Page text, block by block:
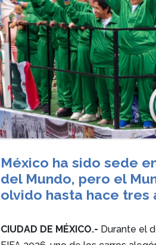
México ha sido sede
del Mundo, pero el
olvido hasta hace tres
CIUDAD DE MÉXICO.- Durante el